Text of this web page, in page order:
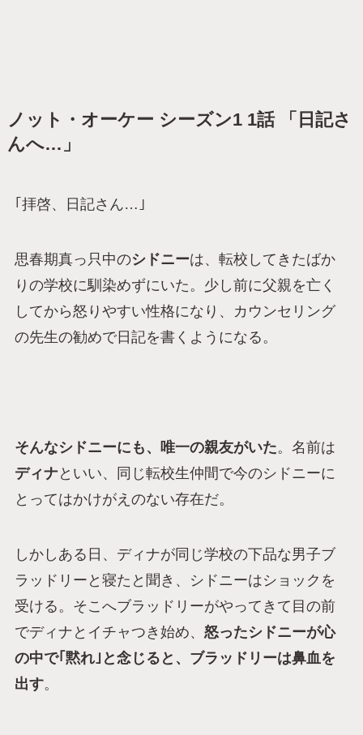
ノット・オーケー シーズン1 1話 「日記さ
んへ…」
｢拝啓、日記さん…｣
思春期真っ只中のシドニーは、転校してきたばか
りの学校に馴染めずにいた。少し前に父親を亡く
してから怒りやすい性格になり、カウンセリング
の先生の勧めで日記を書くようになる。
そんなシドニーにも、唯一の親友がいた。名前は
ディナといい、同じ転校生仲間で今のシドニーに
とってはかけがえのない存在だ。
しかしある日、ディナが同じ学校の下品な男子ブ
ラッドリーと寝たと聞き、シドニーはショックを
受ける。そこへブラッドリーがやってきて目の前
でディナとイチャつき始め、 怒ったシドニーが心
の中で｢黙れ｣と念じると、ブラッドリーは鼻血を
出す。